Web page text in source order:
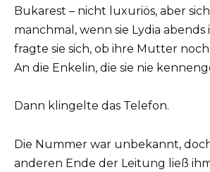
Bukarest – nicht luxuriös, aber
manchmal, wenn sie Lydia
fragte sie sich, ob ihre Mutter
An die Enkelin, die sie nie
Dann klingelte das Telefon.
Die Nummer war unbekannt,
anderen Ende der Leitung ließ